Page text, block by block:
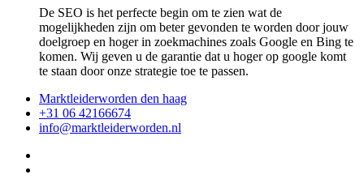
De SEO is het perfecte begin om te zien wat de
mogelijkheden zijn om beter gevonden te worden door jouw
doelgroep en hoger in zoekmachines zoals Google en Bing te
komen. Wij geven u de garantie dat u hoger op google komt
te staan door onze strategie toe te passen.
Marktleiderworden den haag
+31 06 42166674
info@marktleiderworden.nl